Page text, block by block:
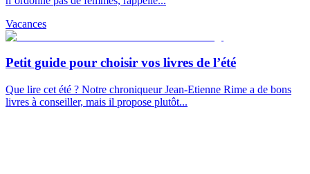
Vacances
Petit guide pour choisir vos livres de l’été
Que lire cet été ? Notre chroniqueur Jean-Etienne Rime a de bons
livres à conseiller, mais il propose plutôt...